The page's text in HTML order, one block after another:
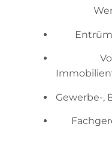
Gewerbe-,